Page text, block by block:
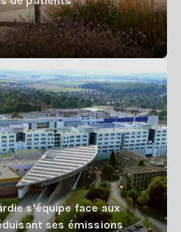
s'équipe face aux
ses émissions